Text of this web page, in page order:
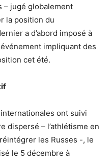
– jugé globalement
la position du
a d’abord imposé à
impliquant des
cet été.
ont suivi
dispersé – l’athlétisme en
les Russes -, le
le 5 décembre à